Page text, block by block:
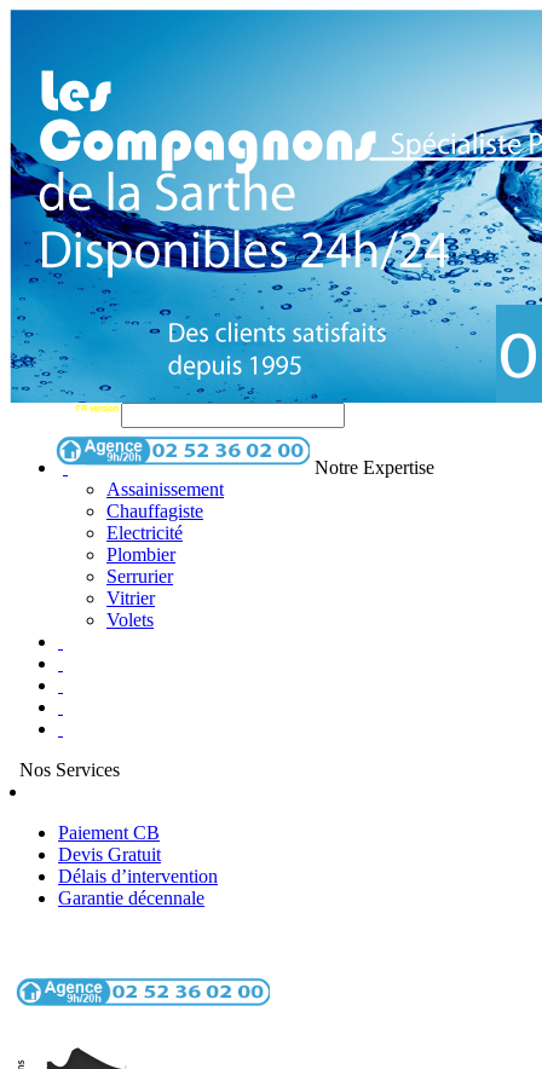
Notre Expertise
Assainissement
Chauffagiste
Electricité
Plombier
Serrurier
Vitrier
Volets
Nos Services
Paiement CB
Devis Gratuit
Délais d’intervention
Garantie décennale